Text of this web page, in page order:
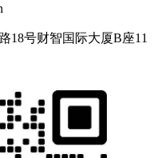
18号财智国际大厦B座11